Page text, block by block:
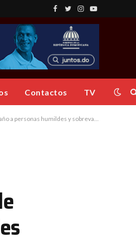
Facebook
TwitterInstagram
YouTube
Contactos TV
y sobrevaluaban los terrenos